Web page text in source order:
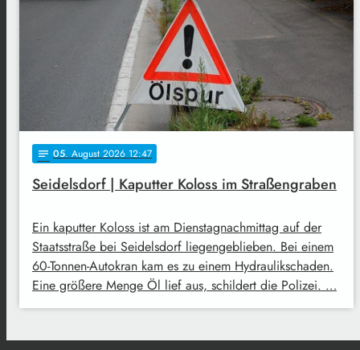
notes 05. August 2026 12:47
Seidelsdorf | Kaputter Koloss im Straßengraben
Ein kaputter Koloss ist am Dienstagnachmittag auf der
Staatsstraße bei Seidelsdorf liegengeblieben. Bei einem
60-Tonnen-Autokran kam es zu einem Hydraulikschaden.
Eine größere Menge Öl lief aus, schildert die Polizei. …